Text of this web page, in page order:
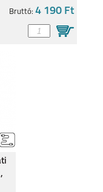
Bruttó:4 190 Ft